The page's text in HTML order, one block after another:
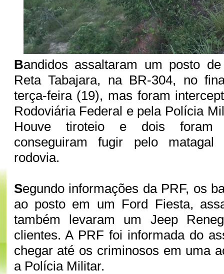
Bandidos assaltaram um posto
Reta Tabajara, na BR-304, no
terça-feira (19), mas foram
Rodoviária Federal e pela Polícia
Houve tiroteio e dois foram
conseguiram fugir pelo
rodovia.
Segundo informações da PRF, os
ao posto em um Ford Fiesta,
também levaram um Jeep
clientes. A PRF foi informada do
chegar até os criminosos em uma
a Polícia Militar.